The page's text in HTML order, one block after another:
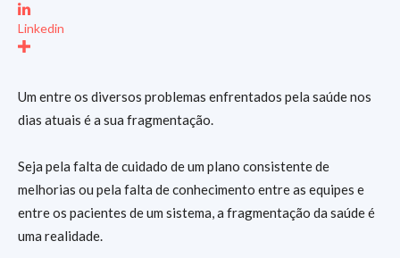
Linkedin
Um entre os diversos problemas enfrentados pela saúde nos
dias atuais é a sua fragmentação.
Seja pela falta de cuidado de um plano consistente de
melhorias ou pela falta de conhecimento entre as equipes e
entre os pacientes de um sistema, a fragmentação da saúde é
uma realidade.